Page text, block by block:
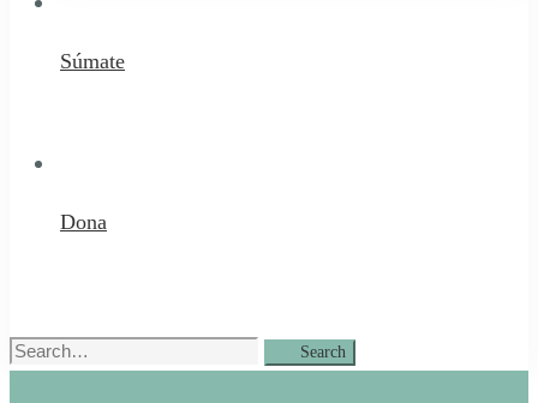
Súmate
Dona
Search
Search